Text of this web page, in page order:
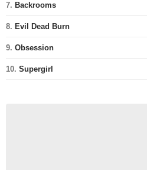
7. Backrooms
8. Evil Dead Burn
9. Obsession
10. Supergirl